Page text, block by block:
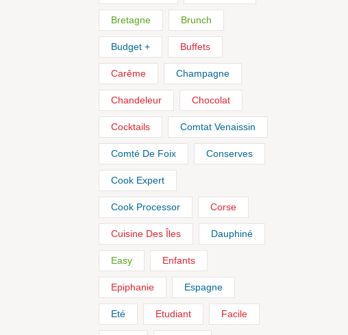
Bretagne Brunch
Budget + Buffets
Carême Champagne
Chandeleur Chocolat
Cocktails Comtat Venaissin
Comté De Foix Conserves
Cook Expert
Cook Processor Corse
Cuisine Des Îles Dauphiné
Easy Enfants
Epiphanie Espagne
Eté Etudiant Facile